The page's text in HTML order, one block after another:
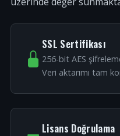
SSL Sertifikası
256-bit AES
Veri aktarımı tam
Lisans Doğrulama